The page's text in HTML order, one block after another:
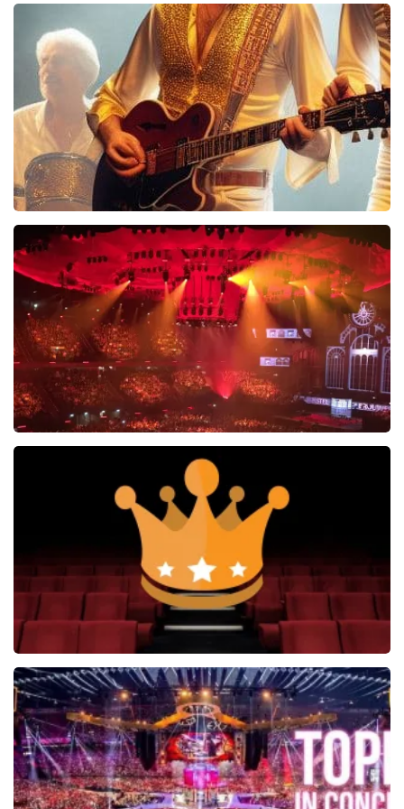
40 45 De Musical
2588+reviews
BEKIJKEN
Bee Gees Forever
845+reviews
BEKIJKEN
Vrienden Van Amstel Live
1252+reviews
BEKIJKEN
Soldaat van Oranje
6649+reviews
BEKIJKEN